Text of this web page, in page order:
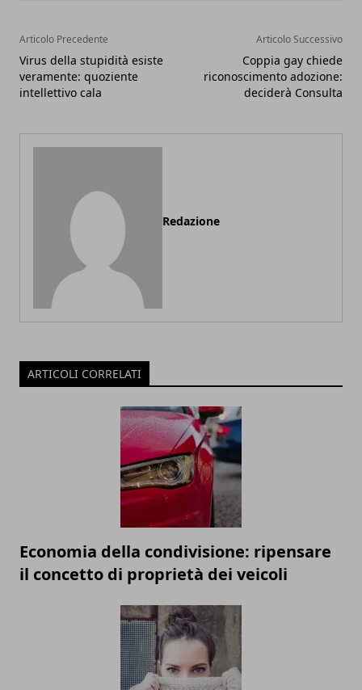
Articolo Precedente
Virus della stupidità esiste
veramente: quoziente
intellettivo cala
Articolo Successivo
Coppia gay chiede
riconoscimento adozione:
deciderà Consulta
Redazione
ARTICOLI CORRELATI
Economia della condivisione: ripensare
il concetto di proprietà dei veicoli